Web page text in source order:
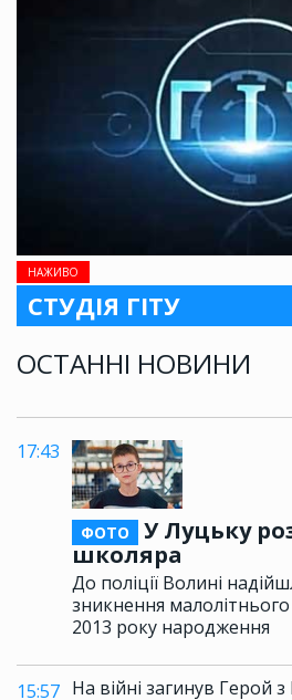
НАЖИВО
СТУДІЯ ГІТУ
ОСТАННІ НОВИНИ
17:43
ФОТО
У Луцьку
школяра
До поліції Волині
зникнення
2013 року народження
15:57 На війні загинув Герой